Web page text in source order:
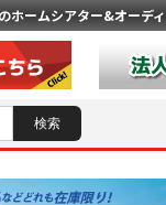
ホームシアター&オーデ